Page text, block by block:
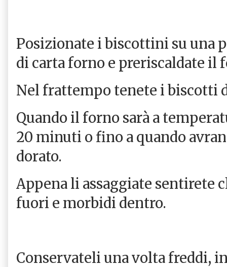
Posizionate i biscottini su una
di carta forno e preriscaldate il
Nel frattempo tenete i biscotti
Quando il forno sarà a
20 minuti o fino a quando
dorato.
Appena li assaggiate sentirete
fuori e morbidi dentro.
Conservateli una volta freddi,